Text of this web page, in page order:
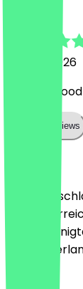
16. April 2026
Amazing
Show all reviews
🇩🇪
🇦🇹
🇬🇧
🇳🇱